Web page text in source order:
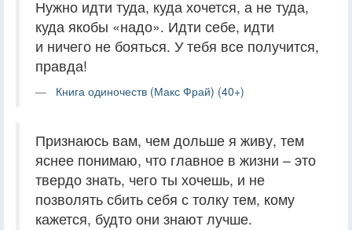
Нужно идти туда, куда хочется, а не туда,
куда якобы «надо». Идти себе, идти
и ничего не бояться. У тебя все получится,
правда!
Книга одиночеств (Макс Фрай) (40+)
Признаюсь вам, чем дольше я живу, тем
яснее понимаю, что главное в жизни – это
твердо знать, чего ты хочешь, и не
позволять сбить себя с толку тем, кому
кажется, будто они знают лучше.